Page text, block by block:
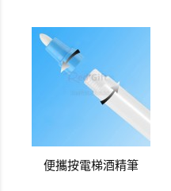
便攜按電梯酒精筆